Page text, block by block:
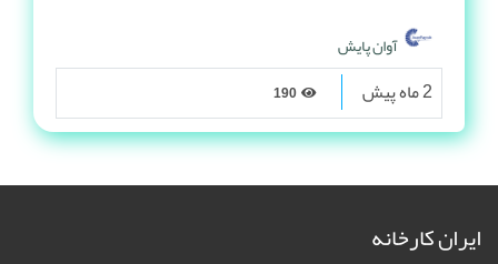
آوان پایش
2 ماه پیش
ایران کارخانه